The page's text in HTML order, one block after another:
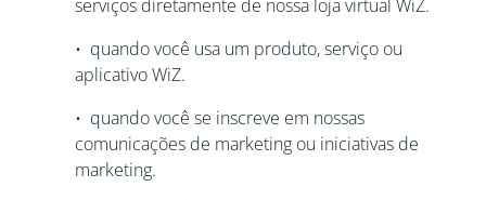
serviços diretamente de nossa loja virtual WiZ.
• quando você usa um produto, serviço ou
aplicativo WiZ.
• quando você se inscreve em nossas
comunicações de marketing ou iniciativas de
marketing.